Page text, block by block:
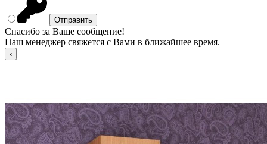
Спасибо за Ваше сообщение!
Наш менеджер свяжется с Вами в ближайшее время.